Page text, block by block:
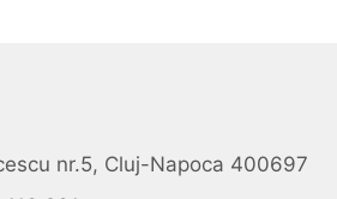
nr.5, Cluj-Napoca 400697